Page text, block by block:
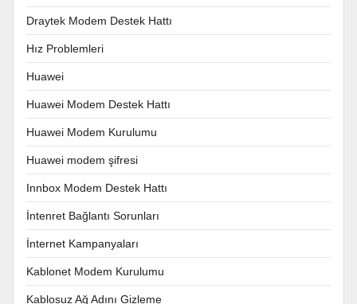
Draytek Modem Destek Hattı
Hız Problemleri
Huawei
Huawei Modem Destek Hattı
Huawei Modem Kurulumu
Huawei modem şifresi
Innbox Modem Destek Hattı
İntenret Bağlantı Sorunları
İnternet Kampanyaları
Kablonet Modem Kurulumu
Kablosuz Ağ Adını Gizleme